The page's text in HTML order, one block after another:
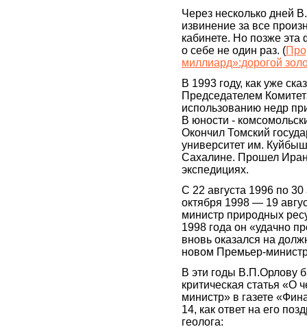
Через несколько дней
извинение за все
кабинете. Но позже
о себе не один раз. (
миллиард»:дорогой
В 1993 году, как уже
Председателем
использованию недр
В юности -
Окончил Томский
университет им.
Сахалине. Прошел
экспедициях.
С 22 августа 1996 по
октября 1998 — 19
министр природных
1998 года он «удачно
вновь оказался на
новом Премьер-
В эти годы В.П.Орлову
критическая статья «О
министр» в газете
14, как ответ на его
геолога: